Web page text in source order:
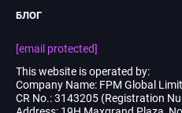
[email protected]
This website is operated by:
Company Name: FPM Global
CR No.: 3143205 (Registration
БЛОГ